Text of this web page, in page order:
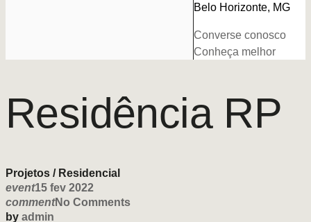
Belo Horizonte, MG
Converse conosco
Conheça melhor
Residência RP
Projetos / Residencial
event15 fev 2022
commentNo Comments
by admin